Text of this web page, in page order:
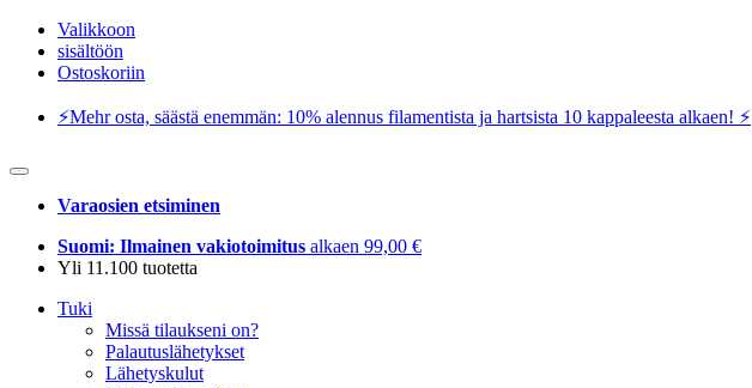
Valikkoon
sisältöön
Ostoskoriin
⚡️Mehr osta, säästä enemmän: 10% alennus filamentista ja hartsista 10 kappaleesta alkaen! ⚡️
Varaosien etsiminen
Suomi: Ilmainen vakiotoimitus alkaen 99,00 €
Yli 11.100 tuotetta
Tuki
Missä tilaukseni on?
Palautuslähetykset
Lähetyskulut